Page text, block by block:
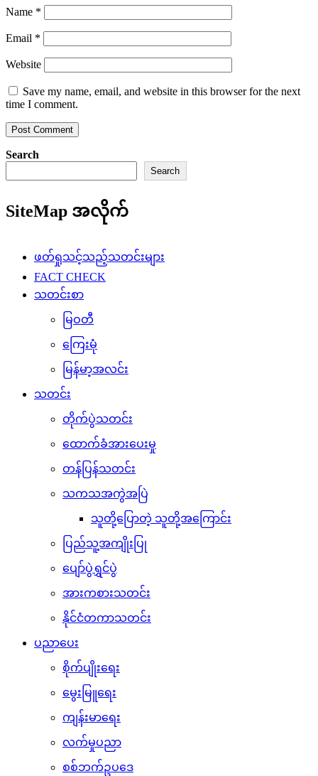
Name *
Email *
Website
Save my name, email, and website in this browser for the next
time I comment.
Search
Search
SiteMap အလိုက်
ဖတ်ရှုသင့်သည့်သတင်းများ
FACT CHECK
သတင်းစာ
မြဝတီ
ကြေးမုံ
မြန်မာ့အလင်း
သတင်း
တိုက်ပွဲသတင်း
ထောက်ခံအားပေးမှု
တန်ပြန်သတင်း
သကသအကွဲအပြဲ
သူတို့ပြောတဲ့ သူတို့အကြောင်း
ပြည်သူ့အကျိုးပြု
ပျော်ပွဲရွှင်ပွဲ
အားကစားသတင်း
နိုင်ငံတကာသတင်း
ပညာပေး
စိုက်ပျိုးရေး
မွေးမြူရေး
ကျန်းမာရေး
လက်မှုပညာ
စစ်ဘက်ဥပဒေ